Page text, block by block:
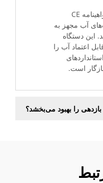
کنترل‌کننده پمپ خورشیدی با گواهینامه CE
آب مجهز به
این دستگاه
اعتماد آب را
است.
را بهبود می‌بخشد؟